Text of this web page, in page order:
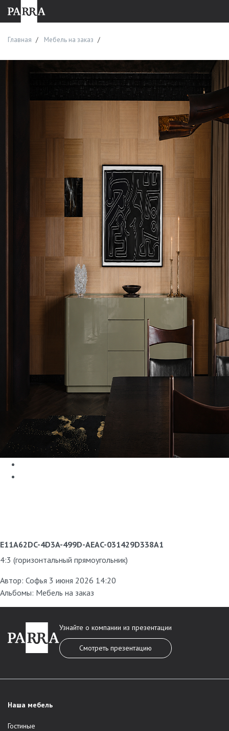
Главная Мебель на заказ
E11A62DC-4D3A-499D-AEAC-031429D338A1
4:3 (горизонтальный прямоугольник)
Автор: Софья 3 июня 2026 14:20
Альбомы: Мебель на заказ
Наша мебель
Гостиные
Узнайте о компании из презентации
Смотреть презентацию